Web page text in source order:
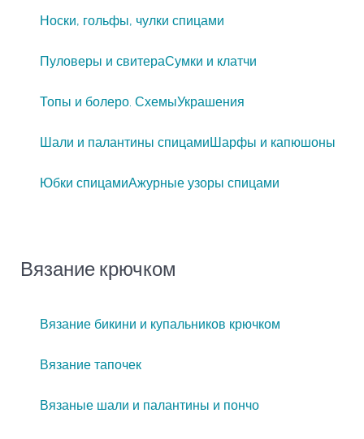
Носки, гольфы, чулки спицами
Пуловеры и свитераСумки и клатчи
Топы и болеро. СхемыУкрашения
Шали и палантины спицамиШарфы и капюшоны
Юбки спицамиАжурные узоры спицами
Вязание крючком
Вязание бикини и купальников крючком
Вязание тапочек
Вязаные шали и палантины и пончо